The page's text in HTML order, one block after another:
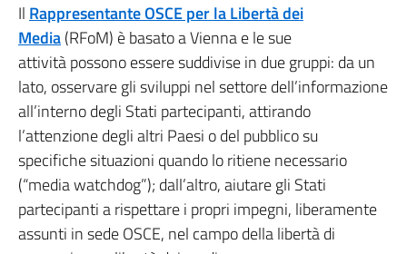
Il Rappresentante OSCE per la Libertà dei
Media(RFoM) è basato a Vienna e le sue
attività possono essere suddivise in due gruppi: da un
lato, osservare gli sviluppi nel settore dell’informazione
all’interno degli Stati partecipanti, attirando
l’attenzione degli altri Paesi o del pubblico su
specifiche situazioni quando lo ritiene necessario
(“media watchdog”); dall’altro, aiutare gli Stati
partecipanti a rispettare i propri impegni, liberamente
assunti in sede OSCE, nel campo della libertà di